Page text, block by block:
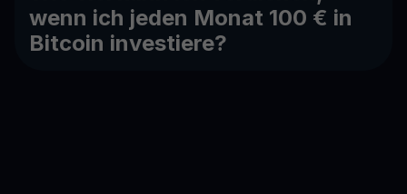
wenn ich jeden Monat 100 € in
Bitcoin investiere?